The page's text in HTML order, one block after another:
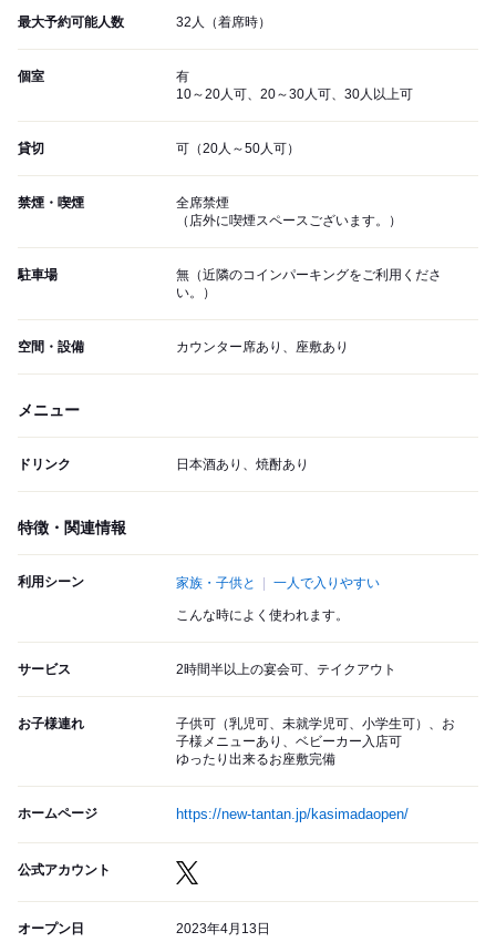
最大予約可能人数 32人（着席時）
個室
有
10～20人可、20～30人可、30人以上可
貸切 可（20人～50人可）
禁煙・喫煙
全席禁煙
（店外に喫煙スペースございます。）
駐車場
無（近隣のコインパーキングをご利用くださ
い。）
空間・設備 カウンター席あり、座敷あり
メニュー
ドリンク 日本酒あり、焼酎あり
特徴・関連情報
利用シーン 家族・子供と 一人で入りやすい
こんな時によく使われます。
サービス 2時間半以上の宴会可、テイクアウト
お子様連れ
子供可（乳児可、未就学児可、小学生可）、お
子様メニューあり、ベビーカー入店可
ゆったり出来るお座敷完備
ホームページ https://new-tantan.jp/kasimadaopen/
公式アカウント
オープン日 2023年4月13日